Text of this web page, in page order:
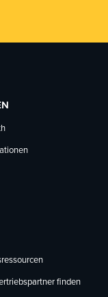
finden